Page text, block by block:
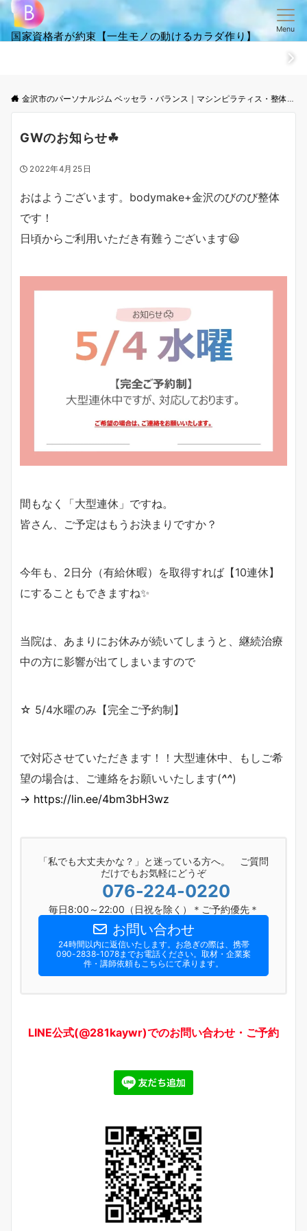
国家資格者が約束【一生モノの動けるカラダ作り】
Menu
ご来店からお帰りまでの
金沢市のパーソナルジム ベッセラ・バランス｜マシンピラティス・整体│根本改善と体幹トレーニング
GWのお知らせ☘
2022年4月25日
おはようございます。bodymake+金沢のびのび整体
です！
日頃からご利用いただき有難うございます😃
間もなく「大型連休」ですね。
皆さん、ご予定はもうお決まりですか？
今年も、2日分（有給休暇）を取得すれば【10連休】
にすることもできますね✨
当院は、あまりにお休みが続いてしまうと、継続治療
中の方に影響が出てしまいますので
☆ 5/4水曜のみ【完全ご予約制】
で対応させていただきます！！大型連休中、もしご希
望の場合は、ご連絡をお願いいたします(^^)
→ https://lin.ee/4bm3bH3wz
「私でも大丈夫かな？」と迷っている方へ。 ご質問
だけでもお気軽にどうぞ
076-224-0220
毎日8:00～22:00（日祝を除く）＊ご予約優先＊
お問い合わせ
24時間以内に返信いたします。お急ぎの際は、携帯
090-2838-1078までお電話ください。​取材・企業案
件・講師依頼もこちらにて承ります。
LINE公式(@281kaywr)でのお問い合わせ・ご予約